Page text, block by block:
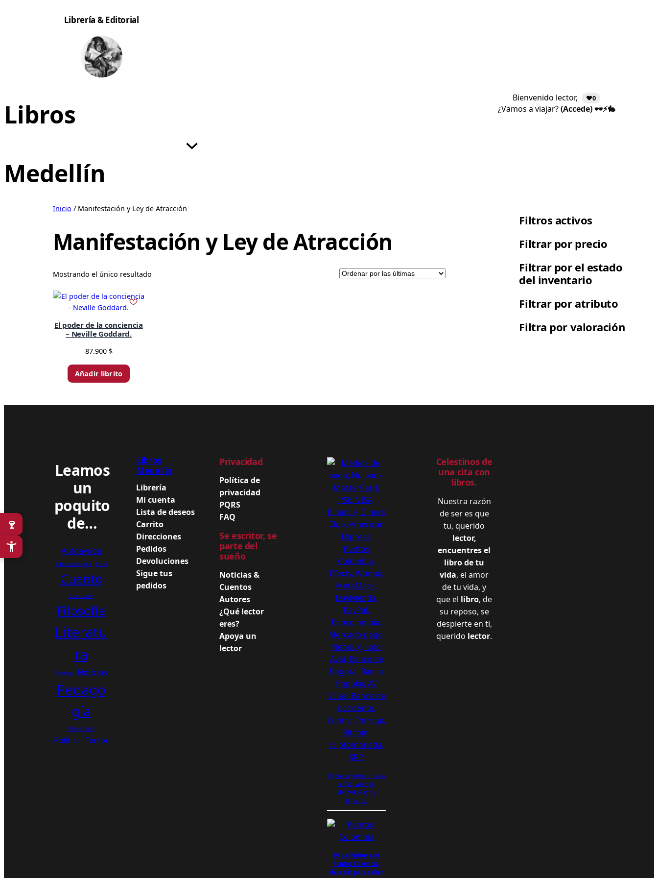
Librería & Editorial
Libros
Medellín
Bienvenido lector, ❤️0
¿Vamos a viajar?(Accede) 🕶️⚡🐇
Inicio / Manifestación y Ley de Atracción
Manifestación y Ley de Atracción
Mostrando el único resultado
El poder de la conciencia
– Neville Goddard.
87.900 $
Añadir librito
Filtros activos
Filtrar por precio
Filtrar por el estado
del inventario
Filtrar por atributo
Filtra por valoración
Leamos
un
poquito
de…
Autoayuda
Bibliotecología Cine
Cuento
Depresión
Filosofía
Literatu
ra
Música Noticias
Pedago
gía
Personajes
Política Terror
Libros
Medellín
Librería
Mi cuenta
Lista de deseos
Carrito
Direcciones
Pedidos
Devoluciones
Sigue tus
pedidos
Privacidad
Política de
privacidad
PQRS
FAQ
Se escritor, se
parte del
sueño
Noticias &
Cuentos
Autores
¿Qué lector
eres?
Apoya un
lector
Pagos seguros gracias
a PSE, Wompi,
MercadoPago y
Binance.
Paga libritos con
Puntos Colombia,
dale clic para saber
Celestinos de
una cita con
libros.
Nuestra razón
de ser es que
tu, querido
lector,
encuentres el
libro de tu
vida, el amor
de tu vida, y
que el libro, de
su reposo, se
despierte en ti,
querido lector.
🍷